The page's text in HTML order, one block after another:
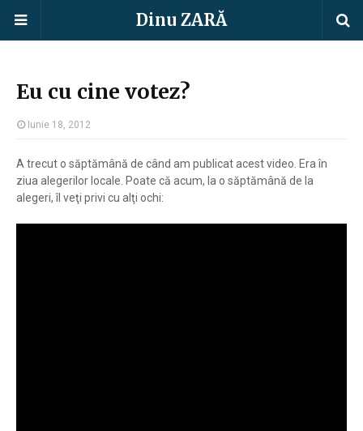
Dinu ZARĂ
Eu cu cine votez?
Iunie 18, 2012
A trecut o săptămână de când am publicat acest video. Era în
ziua alegerilor locale. Poate că acum, la o săptămână de la
alegeri, îl veţi privi cu alţi ochi: